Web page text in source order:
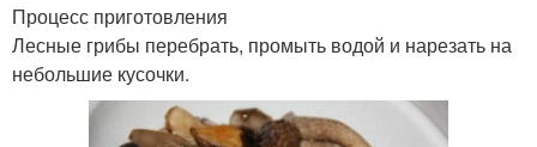
Процесс приготовления
Лесные грибы перебрать, промыть водой и нарезать на
небольшие кусочки.